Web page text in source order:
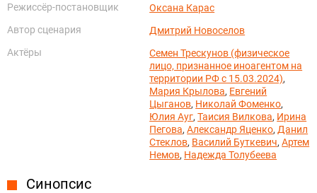
Режиссёр-постановщик
Оксана Карас
Автор сценария
Дмитрий Новоселов
Актёры
Семен Трескунов (физическое
лицо, признанное иноагентом на
территории РФ с 15.03.2024),
Мария Крылова, Евгений
Цыганов, Николай Фоменко,
Юлия Ауг,Таисия Вилкова, Ирина
Пегова,Александр Яценко, Данил
Стеклов, Василий Буткевич,Артем
Немов, Надежда Толубеева
Синопсис